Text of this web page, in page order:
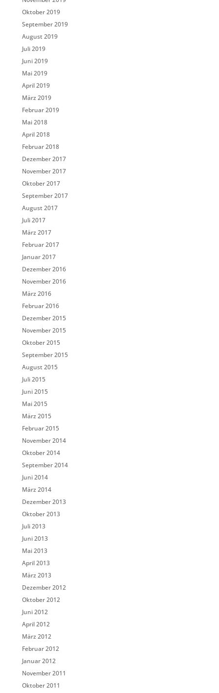
Oktober 2019
September 2019
August 2019
Juli 2019
Juni 2019
Mai 2019
April 2019
März 2019
Februar 2019
Mai 2018
April 2018
Februar 2018
Dezember 2017
November 2017
Oktober 2017
September 2017
August 2017
Juli 2017
März 2017
Februar 2017
Januar 2017
Dezember 2016
November 2016
März 2016
Februar 2016
Dezember 2015
November 2015
Oktober 2015
September 2015
August 2015
Juli 2015
Juni 2015
Mai 2015
März 2015
Februar 2015
November 2014
Oktober 2014
September 2014
Juni 2014
März 2014
Dezember 2013
Oktober 2013
Juli 2013
Juni 2013
Mai 2013
April 2013
März 2013
Dezember 2012
Oktober 2012
Juni 2012
April 2012
März 2012
Februar 2012
Januar 2012
November 2011
Oktober 2011